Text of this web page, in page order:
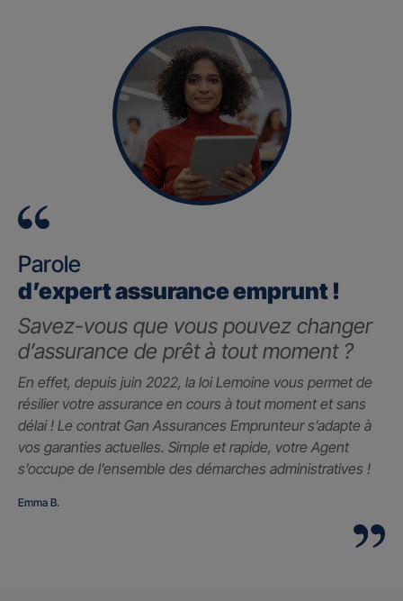
Parole
d’expert assurance emprunt !
Savez-vous que vous pouvez changer
d’assurance de prêt à tout moment ?
En effet, depuis juin 2022, la loi Lemoine vous permet de
résilier votre assurance en cours à tout moment et sans
délai ! Le contrat Gan Assurances Emprunteur s’adapte à
vos garanties actuelles. Simple et rapide, votre Agent
s’occupe de l’ensemble des démarches administratives !
Emma B.